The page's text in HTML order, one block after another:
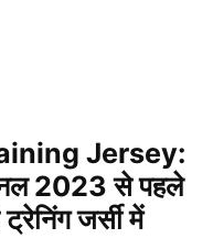
Jersey:
2023 से पहले
जर्सी में